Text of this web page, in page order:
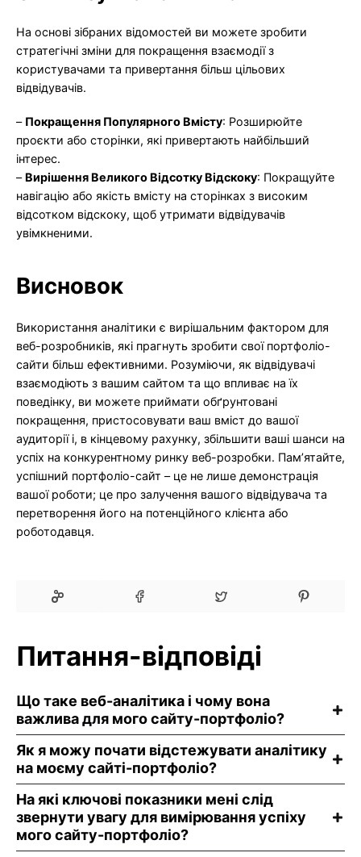
На основі зібраних відомостей ви можете зробити
стратегічні зміни для покращення взаємодії з
користувачами та привертання більш цільових
відвідувачів.
– Покращення Популярного Вмісту: Розширюйте
проєкти або сторінки, які привертають найбільший
інтерес.
– Вирішення Великого Відсотку Відскоку: Покращуйте
навігацію або якість вмісту на сторінках з високим
відсотком відскоку, щоб утримати відвідувачів
увімкненими.
Висновок
Використання аналітики є вирішальним фактором для
веб-розробників, які прагнуть зробити свої портфоліо-
сайти більш ефективними. Розуміючи, як відвідувачі
взаємодіють з вашим сайтом та що впливає на їх
поведінку, ви можете приймати обґрунтовані
покращення, пристосовувати ваш вміст до вашої
аудиторії і, в кінцевому рахунку, збільшити ваші шанси на
успіх на конкурентному ринку веб-розробки. Пам’ятайте,
успішний портфоліо-сайт – це не лише демонстрація
вашої роботи; це про залучення вашого відвідувача та
перетворення його на потенційного клієнта або
роботодавця.
Питання-відповіді
Що таке веб-аналітика і чому вона
важлива для мого сайту-портфоліо?
Як я можу почати відстежувати аналітику
на моєму сайті-портфоліо?
На які ключові показники мені слід
звернути увагу для вимірювання успіху
мого сайту-портфоліо?